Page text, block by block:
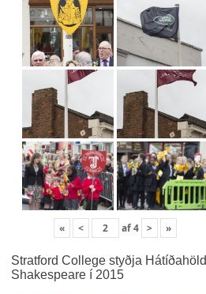
« < af4 > »
Stratford College styðja Hátíðahöld
Shakespeare í 2015